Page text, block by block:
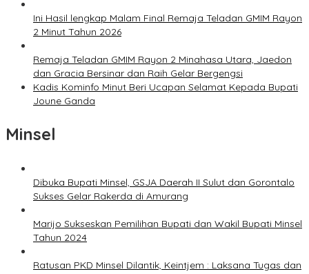
Ini Hasil lengkap Malam Final Remaja Teladan GMIM Rayon
2 Minut Tahun 2026
Remaja Teladan GMIM Rayon 2 Minahasa Utara, Jaedon
dan Gracia Bersinar dan Raih Gelar Bergengsi
Kadis Kominfo Minut Beri Ucapan Selamat Kepada Bupati
Joune Ganda
Minsel
Dibuka Bupati Minsel, GSJA Daerah II Sulut dan Gorontalo
Sukses Gelar Rakerda di Amurang
Marijo Sukseskan Pemilihan Bupati dan Wakil Bupati Minsel
Tahun 2024
Ratusan PKD Minsel Dilantik, Keintjem : Laksana Tugas dan